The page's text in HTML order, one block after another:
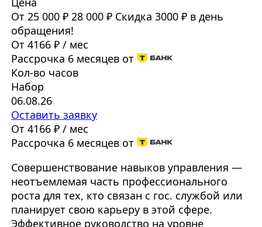
От 25 000 ₽ 28 000 ₽ Скидка 3000 ₽ в день
обращения!
От 4166 ₽ / мес
Рассрочка 6 месяцев от
Кол-во часов
Набор
06.08.26
Оставить заявку
От 4166 ₽ / мес
Рассрочка 6 месяцев от
Совершенствование навыков управления —
неотъемлемая часть профессионального
роста для тех, кто связан с гос. службой или
планирует свою карьеру в этой сфере.
Эффективное руководство на уровне